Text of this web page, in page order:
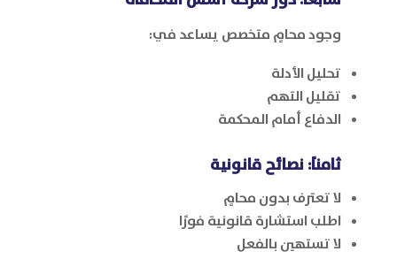
وجود محامٍ متخصص يساعد في:
تحليل الأدلة
تقليل التهم
الدفاع أمام المحكمة
ثامناً: نصائح قانونية
لا تعترف بدون محامٍ
اطلب استشارة قانونية فورًا
لا تستهين بالفعل